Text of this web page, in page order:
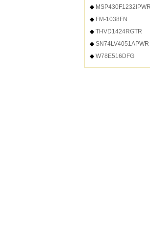
◆ MSP430F1232IPWR
◆ FM-1038FN
◆ THVD1424RGTR
◆ SN74LV4051APWR
◆ W78E516DFG